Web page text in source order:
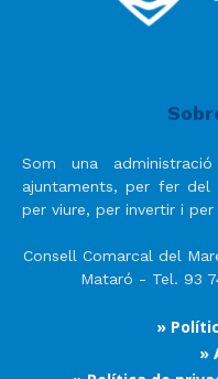
Som una
ajuntaments, per fer del
per viure, per invertir i per
Consell Comarcal del
Mataró - Tel. 93
»
»